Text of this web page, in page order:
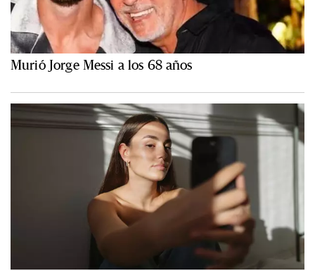
Murió Jorge Messi a los 68 años